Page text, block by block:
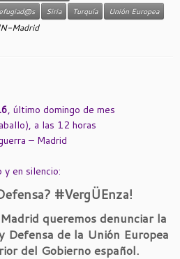
Siria Turquía Unión Europea
Madrid
, último domingo de mes
a las 12 horas
– Madrid
y en silencio:
#VergÜEnza!
queremos denunciar la
Defensa de la Unión Europea
del Gobierno español.